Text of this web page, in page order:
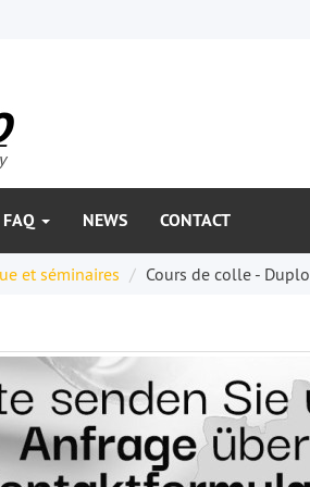
FAQ NEWS CONTACT
et séminaires Cours de colle - Duplo